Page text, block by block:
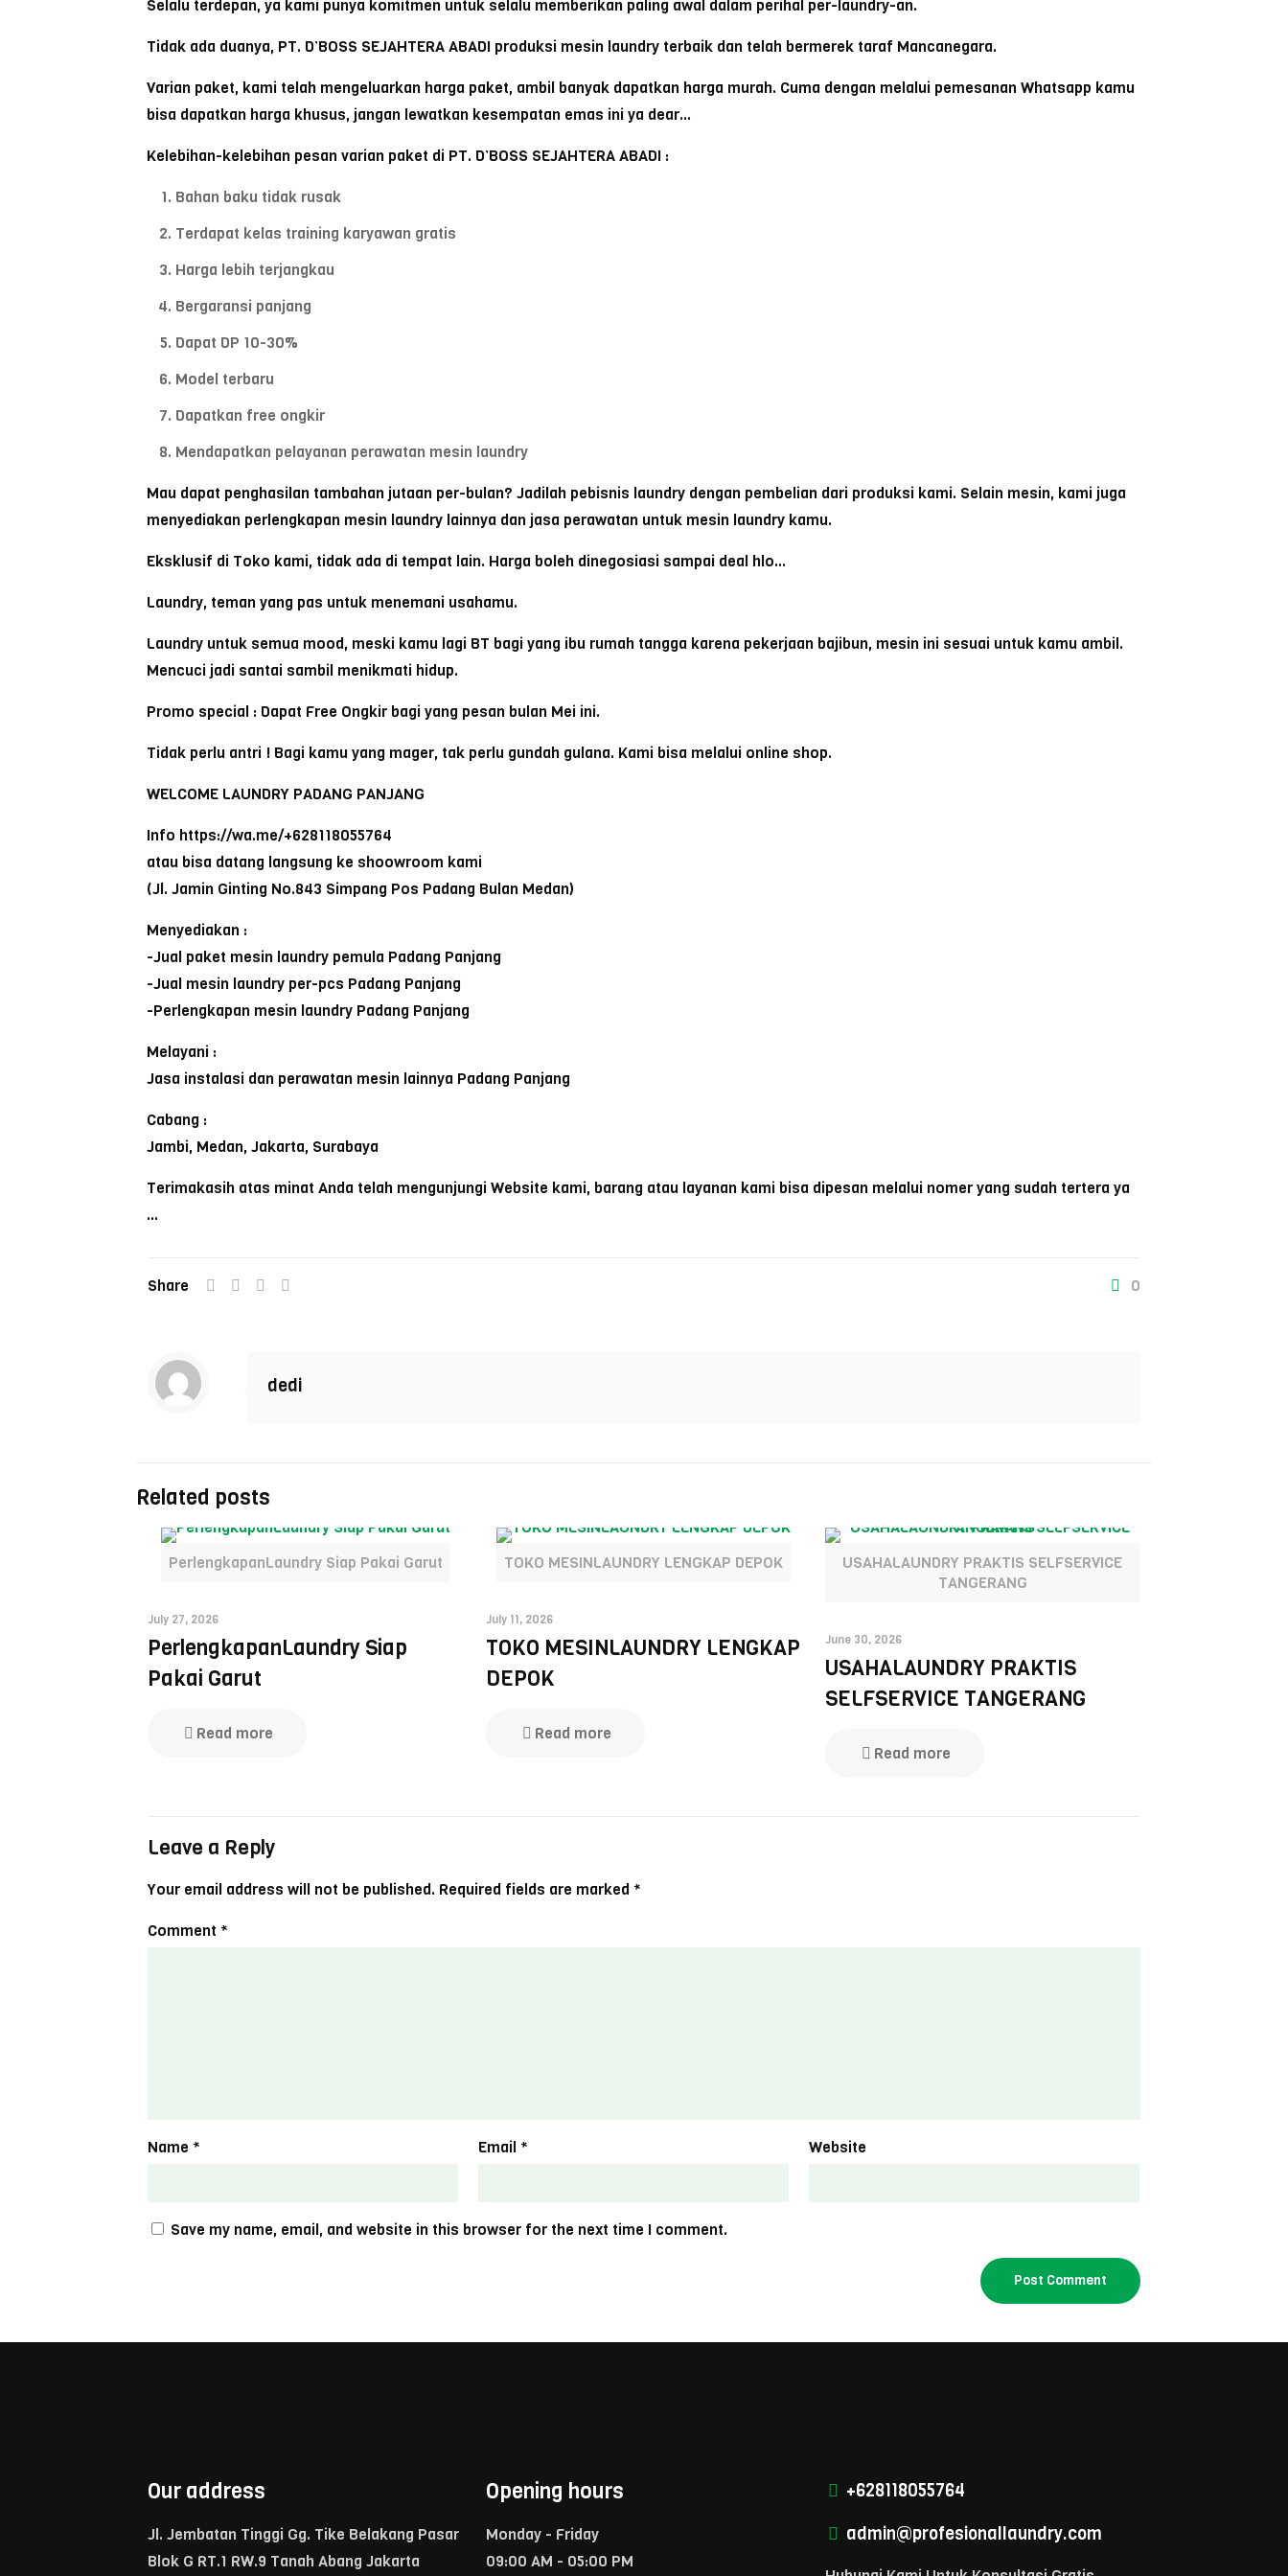
Selalu terdepan, ya kami punya komitmen untuk selalu memberikan paling awal dalam perihal per-laundry-an.
Tidak ada duanya, PT. D’BOSS SEJAHTERA ABADI produksi mesin laundry terbaik dan telah bermerek taraf Mancanegara.
Varian paket, kami telah mengeluarkan harga paket, ambil banyak dapatkan harga murah. Cuma dengan melalui pemesanan Whatsapp kamu
bisa dapatkan harga khusus, jangan lewatkan kesempatan emas ini ya dear…
Kelebihan-kelebihan pesan varian paket di PT. D’BOSS SEJAHTERA ABADI :
Bahan baku tidak rusak
Terdapat kelas training karyawan gratis
Harga lebih terjangkau
Bergaransi panjang
Dapat DP 10-30%
Model terbaru
Dapatkan free ongkir
Mendapatkan pelayanan perawatan mesin laundry
Mau dapat penghasilan tambahan jutaan per-bulan? Jadilah pebisnis laundry dengan pembelian dari produksi kami. Selain mesin, kami juga
menyediakan perlengkapan mesin laundry lainnya dan jasa perawatan untuk mesin laundry kamu.
Eksklusif di Toko kami, tidak ada di tempat lain. Harga boleh dinegosiasi sampai deal hlo…
Laundry, teman yang pas untuk menemani usahamu.
Laundry untuk semua mood, meski kamu lagi BT bagi yang ibu rumah tangga karena pekerjaan bajibun, mesin ini sesuai untuk kamu ambil.
Mencuci jadi santai sambil menikmati hidup.
Promo special : Dapat Free Ongkir bagi yang pesan bulan Mei ini.
Tidak perlu antri ! Bagi kamu yang mager, tak perlu gundah gulana. Kami bisa melalui online shop.
WELCOME LAUNDRY PADANG PANJANG
Info https://wa.me/+628118055764
atau bisa datang langsung ke shoowroom kami
(Jl. Jamin Ginting No.843 Simpang Pos Padang Bulan Medan)
Menyediakan :
-Jual paket mesin laundry pemula Padang Panjang
-Jual mesin laundry per-pcs Padang Panjang
-Perlengkapan mesin laundry Padang Panjang
Melayani :
Jasa instalasi dan perawatan mesin lainnya Padang Panjang
Cabang :
Jambi, Medan, Jakarta, Surabaya
Terimakasih atas minat Anda telah mengunjungi Website kami, barang atau layanan kami bisa dipesan melalui nomer yang sudah tertera ya
…
Share 0
dedi
Related posts
PerlengkapanLaundry Siap Pakai Garut
July 27, 2026
PerlengkapanLaundry Siap
Pakai Garut
Read more
TOKO MESINLAUNDRY LENGKAP DEPOK
July 11, 2026
TOKO MESINLAUNDRY LENGKAP
DEPOK
Read more
USAHALAUNDRY PRAKTIS SELFSERVICE
TANGERANG
June 30, 2026
USAHALAUNDRY PRAKTIS
SELFSERVICE TANGERANG
Read more
Leave a Reply
Your email address will not be published. Required fields are marked *
Comment *
Name * Email * Website
Save my name, email, and website in this browser for the next time I comment.
Our address
Jl. Jembatan Tinggi Gg. Tike Belakang Pasar
Blok G RT.1 RW.9 Tanah Abang Jakarta
Opening hours
Monday - Friday
09:00 AM - 05:00 PM
+628118055764
admin@profesionallaundry.com